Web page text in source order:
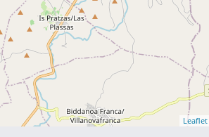
Leaflet